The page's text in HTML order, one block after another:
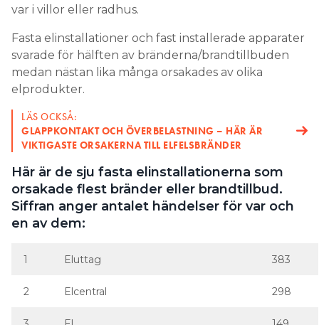
var i villor eller radhus.
Fasta elinstallationer och fast installerade apparater
svarade för hälften av bränderna/brandtillbuden
medan nästan lika många orsakades av olika
elprodukter.
LÄS OCKSÅ:
GLAPPKONTAKT OCH ÖVERBELASTNING – HÄR ÄR
VIKTIGASTE ORSAKERNA TILL ELFELSBRÄNDER
Här är de sju fasta elinstallationerna som
orsakade flest bränder eller brandtillbud.
Siffran anger antalet händelser för var och
en av dem:
1 Eluttag 383
2 Elcentral 298